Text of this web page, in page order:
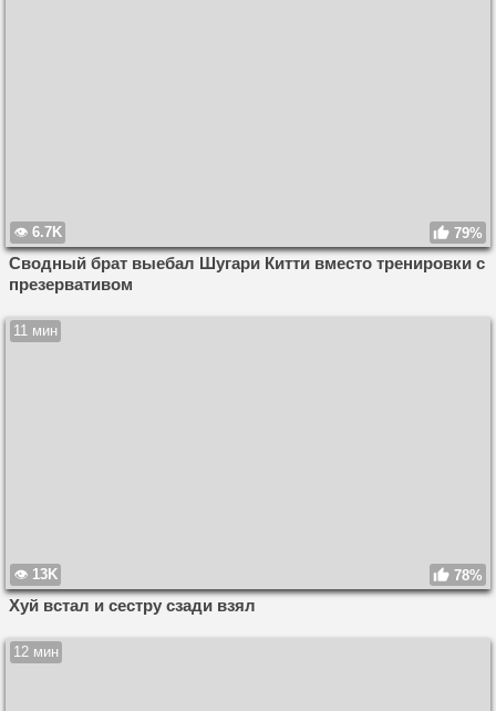
6.7K 79%
Сводный брат выебал Шугари Китти вместо тренировки с
презервативом
11 мин
13K 78%
Хуй встал и сестру сзади взял
12 мин